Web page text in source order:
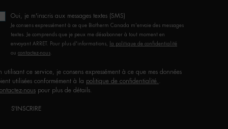
Oui, je m'inscris aux messages textes (SMS)
Je consens expressément à ce que Biotherm Canada m'envoie des messages
textes. Je comprends que je peux me désabonner à tout moment en
envoyant ARRET. Pour plus d'informations,
la politique de confidentialité
ou contactez-nous.
utilisant ce service, je consens expressément à ce que mes données
utilisées conformément à la politique de confidentialité.
nous pour plus de détails.
S'INSCRIRE